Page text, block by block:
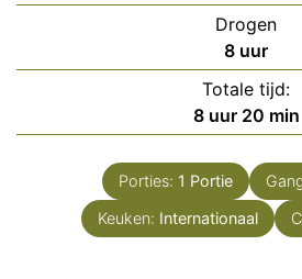
Drogen
8uur
uur
Totale tijd:
8uur
uur 20 min
Porties: 1 Portie
Keuken: Internationaal